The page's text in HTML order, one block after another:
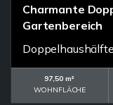
Charmante
Gartenbereich
Doppelhaushälfte
97,50 m²
WOHNFLÄCHE